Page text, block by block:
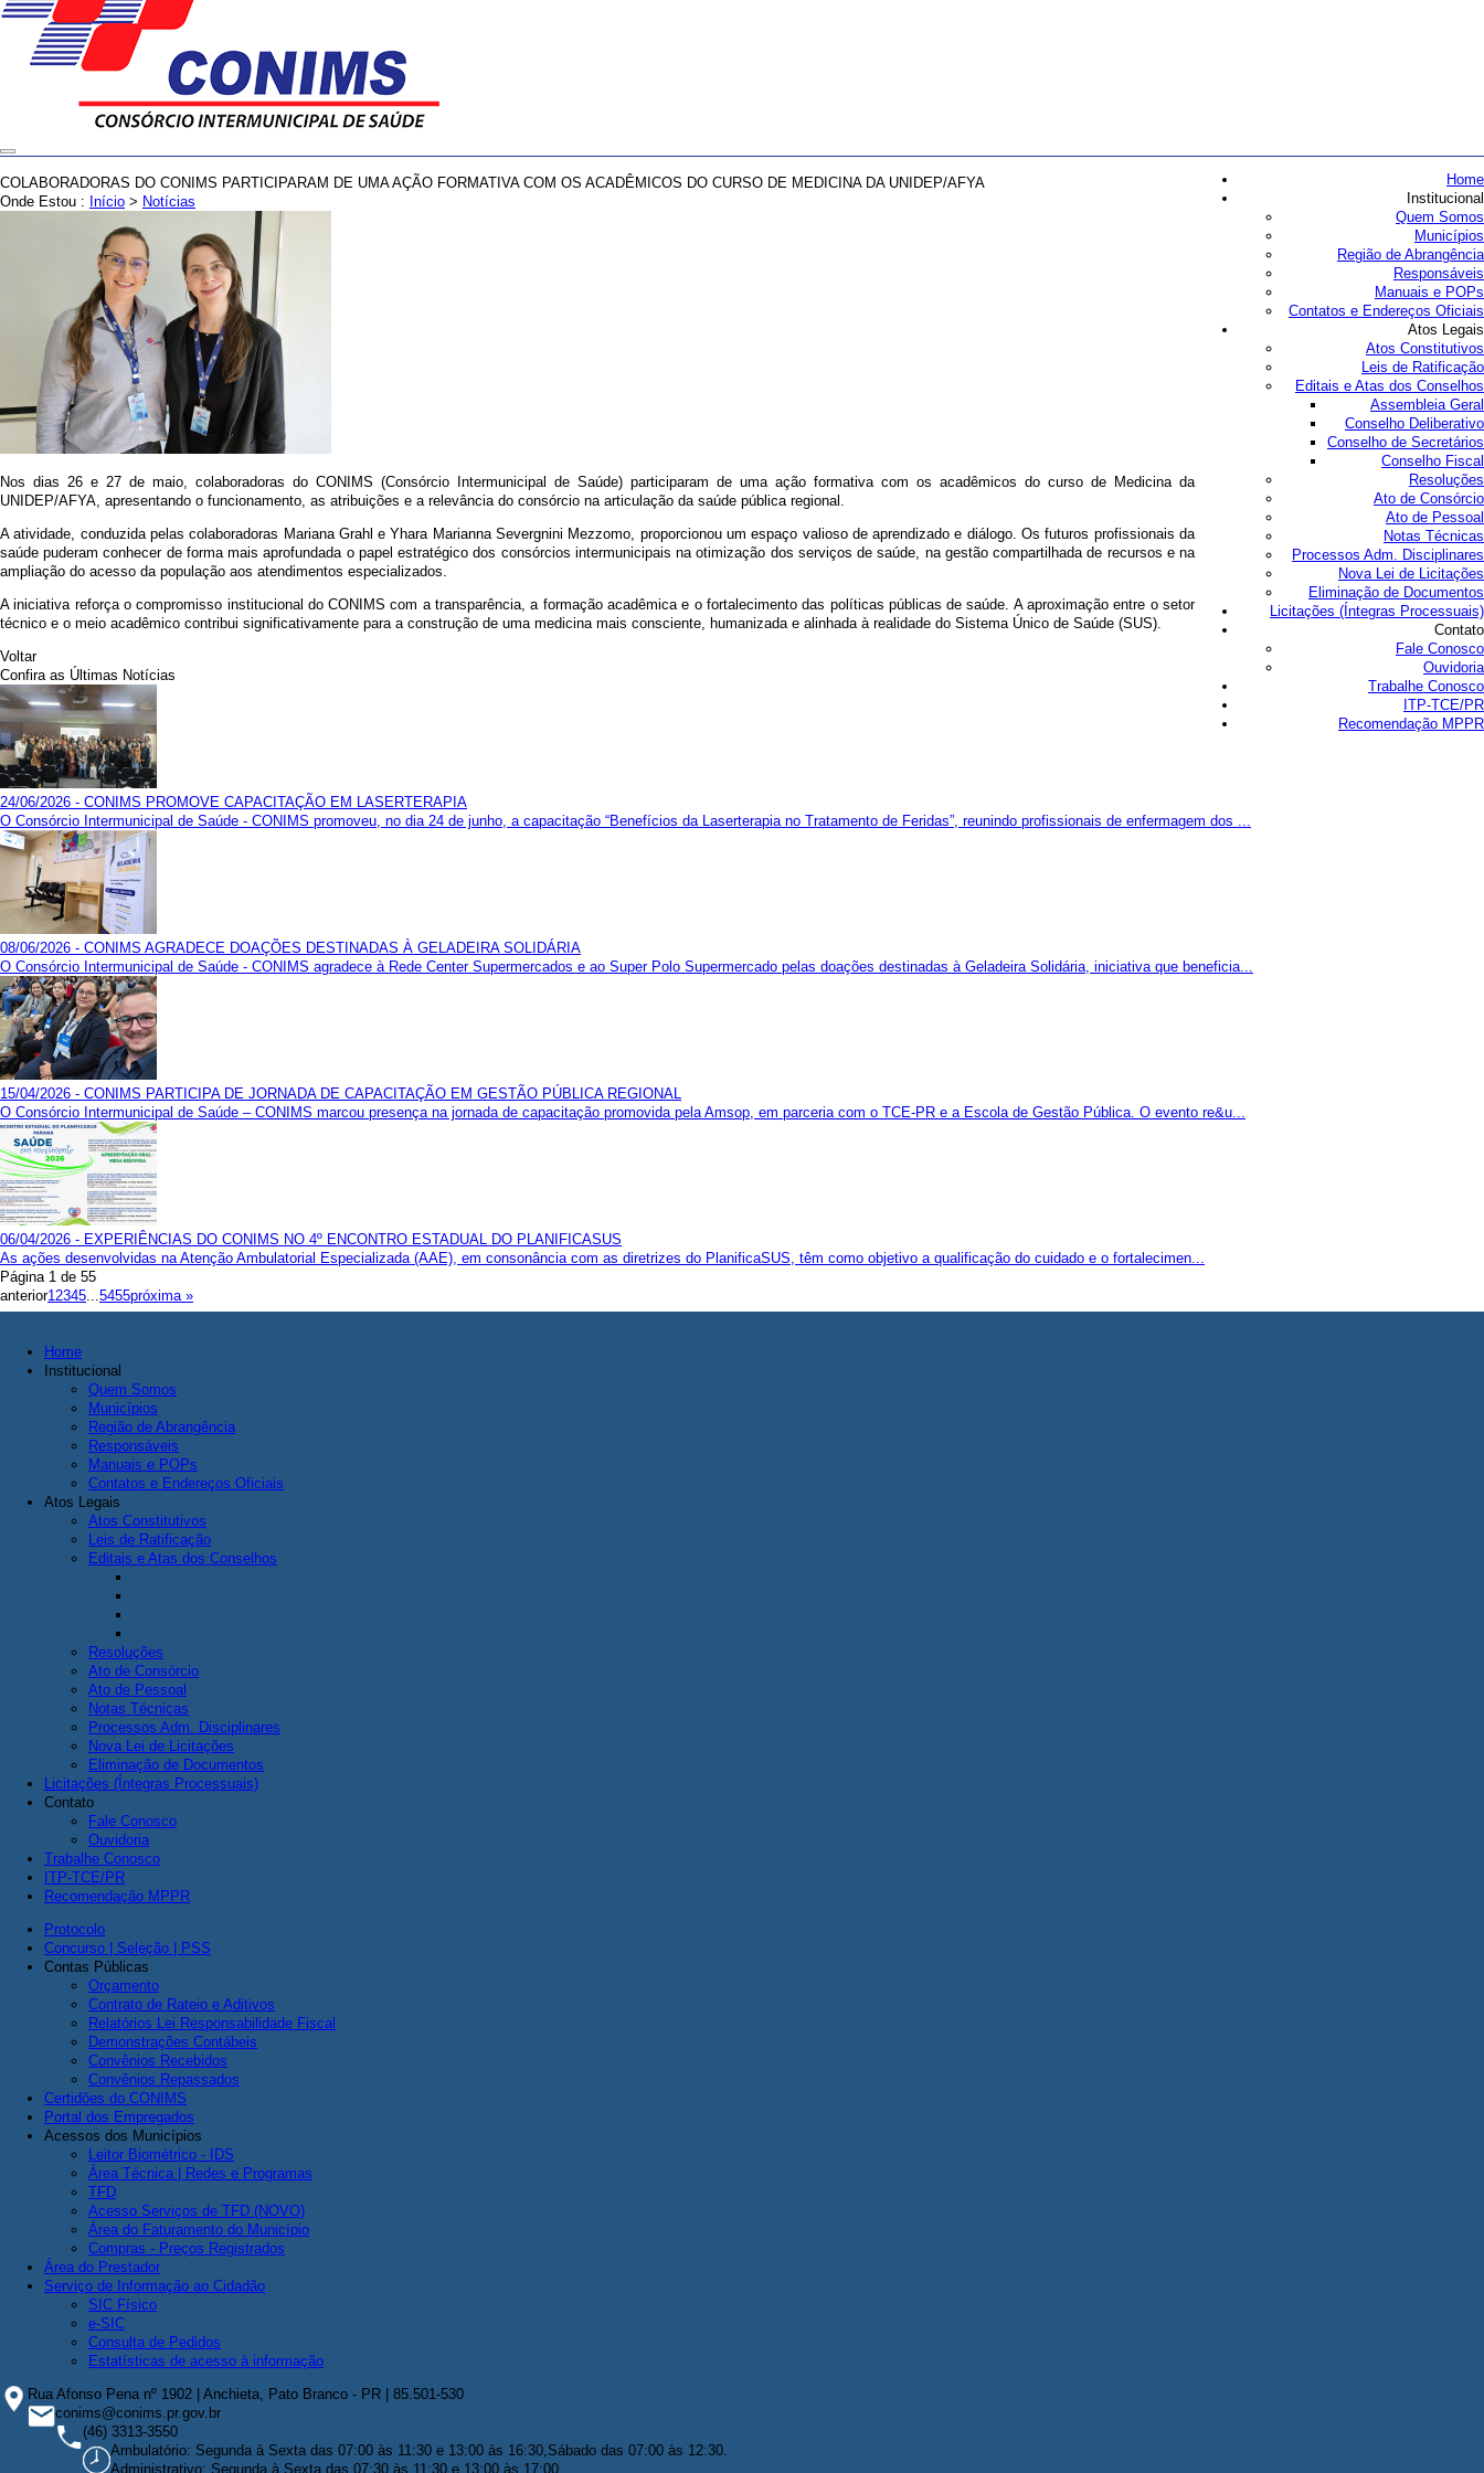
Home
Institucional
Quem Somos
Municípios
Região de Abrangência
Responsáveis
Manuais e POPs
Contatos e Endereços Oficiais
Atos Legais
Atos Constitutivos
Leis de Ratificação
Editais e Atas dos Conselhos
Assembleia Geral
Conselho Deliberativo
Conselho de Secretários
Conselho Fiscal
Resoluções
Ato de Consórcio
Ato de Pessoal
Notas Técnicas
Processos Adm. Disciplinares
Nova Lei de Licitações
Eliminação de Documentos
Licitações (Íntegras Processuais)
Contato
Fale Conosco
Ouvidoria
Trabalhe Conosco
ITP-TCE/PR
Recomendação MPPR
COLABORADORAS DO CONIMS PARTICIPARAM DE UMA AÇÃO FORMATIVA COM OS ACADÊMICOS DO CURSO DE MEDICINA DA UNIDEP/AFYA
Onde Estou : Início > Notícias
Nos dias 26 e 27 de maio, colaboradoras do CONIMS (Consórcio Intermunicipal de Saúde) participaram de uma ação formativa com os acadêmicos do curso de Medicina da
UNIDEP/AFYA, apresentando o funcionamento, as atribuições e a relevância do consórcio na articulação da saúde pública regional.
A atividade, conduzida pelas colaboradoras Mariana Grahl e Yhara Marianna Severgnini Mezzomo, proporcionou um espaço valioso de aprendizado e diálogo. Os futuros profissionais da
saúde puderam conhecer de forma mais aprofundada o papel estratégico dos consórcios intermunicipais na otimização dos serviços de saúde, na gestão compartilhada de recursos e na
ampliação do acesso da população aos atendimentos especializados.
A iniciativa reforça o compromisso institucional do CONIMS com a transparência, a formação acadêmica e o fortalecimento das políticas públicas de saúde. A aproximação entre o setor
técnico e o meio acadêmico contribui significativamente para a construção de uma medicina mais consciente, humanizada e alinhada à realidade do Sistema Único de Saúde (SUS).
Voltar
Confira as Últimas Notícias
24/06/2026 - CONIMS PROMOVE CAPACITAÇÃO EM LASERTERAPIA
O Consórcio Intermunicipal de Saúde - CONIMS promoveu, no dia 24 de junho, a capacitação “Benefícios da Laserterapia no Tratamento de Feridas”, reunindo profissionais de enfermagem dos ...
08/06/2026 - CONIMS AGRADECE DOAÇÕES DESTINADAS À GELADEIRA SOLIDÁRIA
O Consórcio Intermunicipal de Saúde - CONIMS agradece à Rede Center Supermercados e ao Super Polo Supermercado pelas doações destinadas à Geladeira Solidária, iniciativa que beneficia...
15/04/2026 - CONIMS PARTICIPA DE JORNADA DE CAPACITAÇÃO EM GESTÃO PÚBLICA REGIONAL
O Consórcio Intermunicipal de Saúde – CONIMS marcou presença na jornada de capacitação promovida pela Amsop, em parceria com o TCE-PR e a Escola de Gestão Pública. O evento re&u...
06/04/2026 - EXPERIÊNCIAS DO CONIMS NO 4º ENCONTRO ESTADUAL DO PLANIFICASUS
As ações desenvolvidas na Atenção Ambulatorial Especializada (AAE), em consonância com as diretrizes do PlanificaSUS, têm como objetivo a qualificação do cuidado e o fortalecimen...
Página 1 de 55
anterior12345...5455próxima »
Home
Institucional
Quem Somos
Municípios
Região de Abrangência
Responsáveis
Manuais e POPs
Contatos e Endereços Oficiais
Atos Legais
Atos Constitutivos
Leis de Ratificação
Editais e Atas dos Conselhos
Resoluções
Ato de Consórcio
Ato de Pessoal
Notas Técnicas
Processos Adm. Disciplinares
Nova Lei de Licitações
Eliminação de Documentos
Licitações (Íntegras Processuais)
Contato
Fale Conosco
Ouvidoria
Trabalhe Conosco
ITP-TCE/PR
Recomendação MPPR
Protocolo
Concurso | Seleção | PSS
Contas Públicas
Orçamento
Contrato de Rateio e Aditivos
Relatórios Lei Responsabilidade Fiscal
Demonstrações Contábeis
Convênios Recebidos
Convênios Repassados
Certidões do CONIMS
Portal dos Empregados
Acessos dos Municípios
Leitor Biométrico - IDS
Área Técnica | Redes e Programas
TFD
Acesso Serviços de TFD (NOVO)
Área do Faturamento do Município
Compras - Preços Registrados
Área do Prestador
Serviço de Informação ao Cidadão
SIC Físico
e-SIC
Consulta de Pedidos
Estatísticas de acesso à informação
Rua Afonso Pena nº 1902 | Anchieta, Pato Branco - PR | 85.501-530
conims@conims.pr.gov.br
(46) 3313-3550
Ambulatório: Segunda à Sexta das 07:00 às 11:30 e 13:00 às 16:30,Sábado das 07:00 às 12:30.
Administrativo: Segunda à Sexta das 07:30 às 11:30 e 13:00 às 17:00.